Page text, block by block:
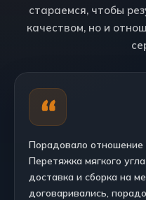
стараемся, чтобы
качеством, но и
Порадовало отношение
Перетяжка мягкого
доставка и сборка на
договаривались,